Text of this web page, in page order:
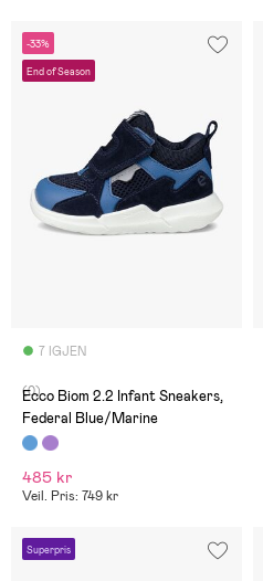
-33%
End of Season
7 IGJEN
(0)
Ecco Biom 2.2 Infant Sneakers,
Federal Blue/Marine
485 kr
Veil. Pris: 749 kr
Superpris